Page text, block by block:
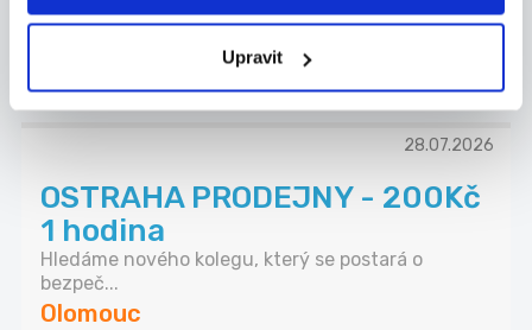
Upravit
CRS food s.r.o.
28.07.2026
OSTRAHA PRODEJNY - 200Kč
1 hodina
Hledáme nového kolegu, který se postará o
bezpeč...
Olomouc